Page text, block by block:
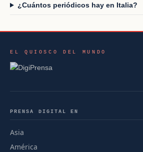
¿Cuántos periódicos hay en Italia?
EL QUIOSCO DEL MUNDO
PRENSA DIGITAL EN
Asia
América